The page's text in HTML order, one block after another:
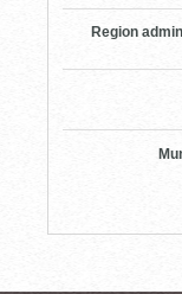
Region